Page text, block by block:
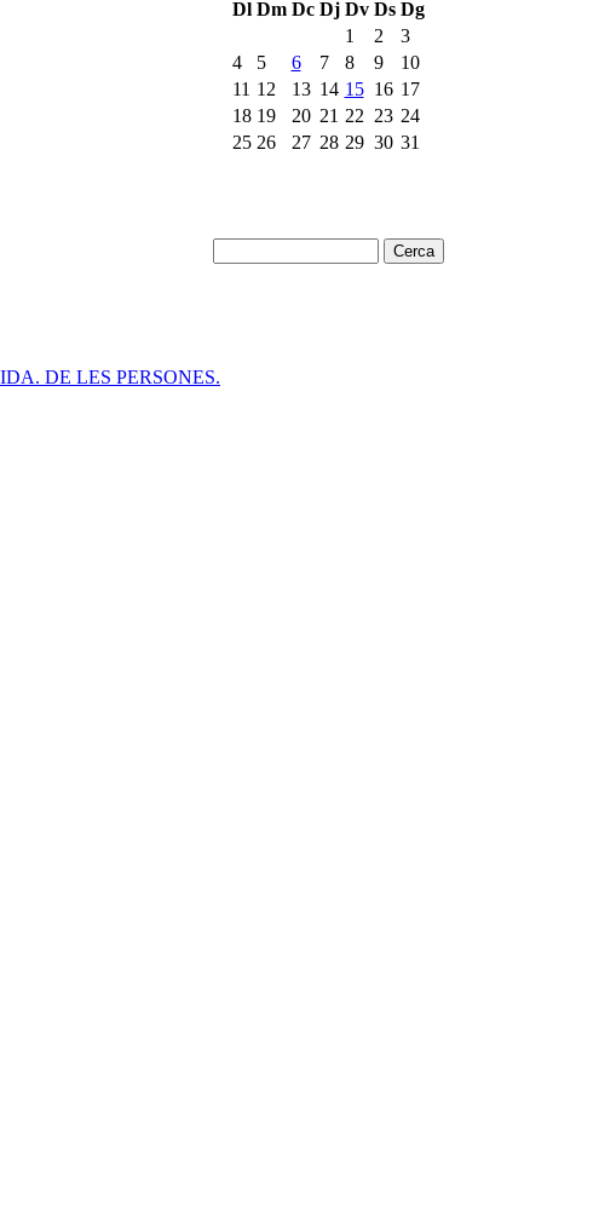
Dl Dm Dc Dj Dv Ds Dg
1
2
3
4
5 6 7 8 9
10
11 12 13 14 15 16 17
18 19 20 21 22 23 24
25 26 27 28 29 30 31
DE LES PERSONES.